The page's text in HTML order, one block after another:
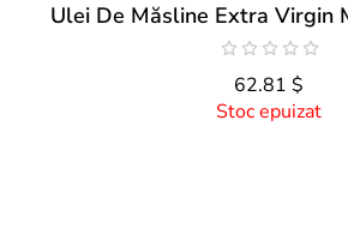
Ulei De Măsline Extra Virgin
62.81 $
Stoc epuizat